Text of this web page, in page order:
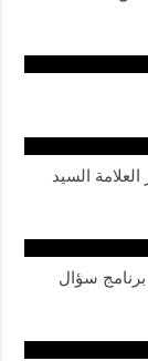
السيد
برنامج سؤال